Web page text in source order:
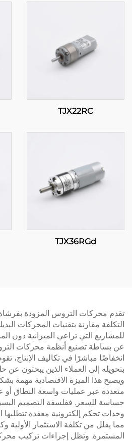
TJX22RC
TJX36RGd
تقدم محركات التروس المزودة
التكلفة مقارنة بتقنيات المحركات
للمشاريع التي تراعي الميزانية دون
عن بساطة تصنيع أنظمة محركات
انخفاضًا مباشرًا في تكاليف الإنتاج،
بتحويله إلى العملاء الذين يبحثون عن
ويصبح هذا الميزة الاقتصادية مهمة
متعددة عبر عمليات واسعة النطاق أو
حساسة للسعر. ففلسفة التصميم
وحدات تحكم إلكترونية معقدة تتطلبها
مما يقلل من تكلفة الاستثمار الأولية
المستمرة. وتظل إجراءات تركيب